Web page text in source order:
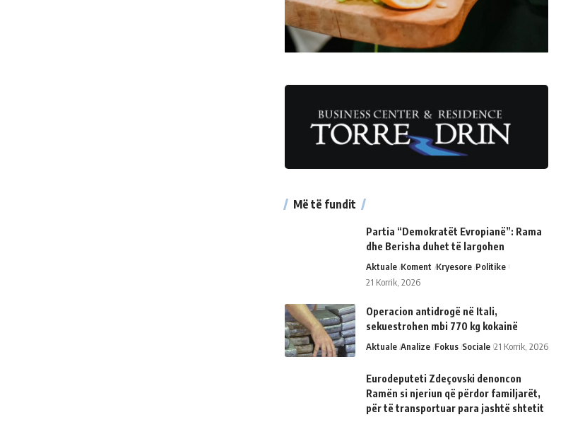
Më të fundit
Partia “Demokratët Evropianë”: Rama
dhe Berisha duhet të largohen
Aktuale Koment Kryesore Politike
21 Korrik, 2026
Operacion antidrogë në Itali,
sekuestrohen mbi 770 kg kokainë
Aktuale Analize Fokus Sociale 21 Korrik, 2026
Eurodeputeti Zdeçovski denoncon
Ramën si njeriun që përdor familjarët,
për të transportuar para jashtë shtetit